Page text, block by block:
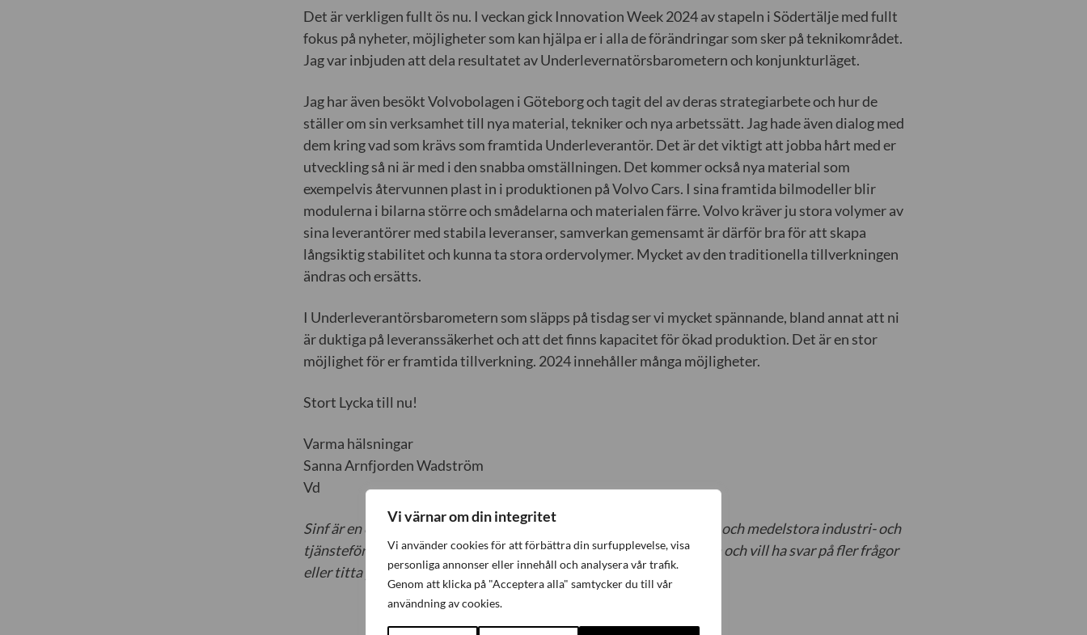
Vi värnar om din integritet
Vi använder cookies för att förbättra din surfupplevelse, visa
personliga annonser eller innehåll och analysera vår trafik.
Genom att klicka på "Acceptera alla" samtycker du till vår
användning av cookies.
Det är verkligen fullt ös nu. I veckan gick Innovation Week 2024 av stapeln i Södertälje med fullt
fokus på nyheter, möjligheter som kan hjälpa er i alla de förändringar som sker på teknikområdet.
Jag var inbjuden att dela resultatet av Underlevernatörsbarometern och konjunkturläget.
Jag har även besökt Volvobolagen i Göteborg och tagit del av deras strategiarbete och hur de
ställer om sin verksamhet till nya material, tekniker och nya arbetssätt. Jag hade även dialog med
dem kring vad som krävs som framtida Underleverantör. Det är det viktigt att jobba hårt med er
utveckling så ni är med i den snabba omställningen. Det kommer också nya material som
exempelvis återvunnen plast in i produktionen på Volvo Cars. I sina framtida bilmodeller blir
modulerna i bilarna större och smådelarna och materialen färre. Volvo kräver ju stora volymer av
sina leverantörer med stabila leveranser, samverkan gemensamt är därför bra för att skapa
långsiktig stabilitet och kunna ta stora ordervolymer. Mycket av den traditionella tillverkningen
ändras och ersätts.
I Underleverantörsbarometern som släpps på tisdag ser vi mycket spännande, bland annat att ni
är duktiga på leveranssäkerhet och att det finns kapacitet för ökad produktion. Det är en stor
möjlighet för er framtida tillverkning. 2024 innehåller många möjligheter.
Stort Lycka till nu!
Varma hälsningar
Sanna Arnfjorden Wadström
Vd
Sinf är en oberoende arbetsgivarorganisation som organiserar små och medelstora industri- och
tjänsteföretag, med eller utan kollektivavtal. Om du inte är medlem och vill ha svar på fler frågor
eller titta på juridikbanken – bli medlem!